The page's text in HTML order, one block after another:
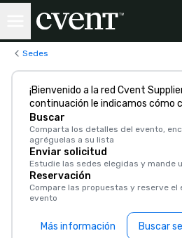
Sedes
¡Bienvenido a la red Cvent
continuación le indicamos cómo
Buscar
Comparta los detalles del evento,
agréguelas a su lista
Enviar solicitud
Estudie las sedes elegidas y mande
Reservación
Compare las propuestas y reserve el
evento
Más información Buscar